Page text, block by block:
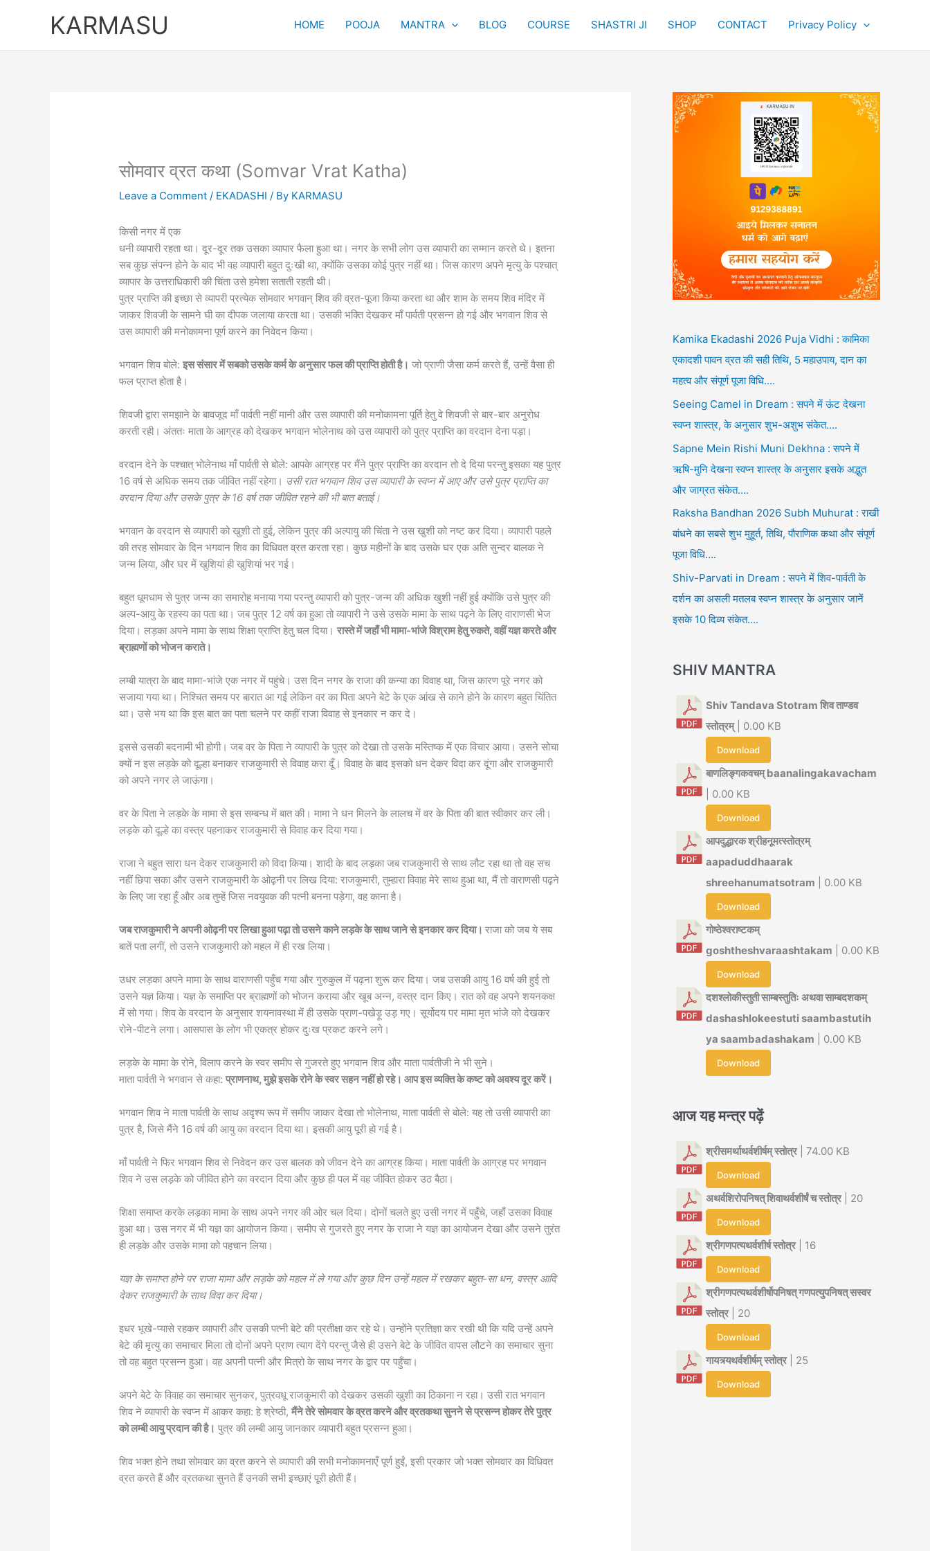
KARMASU HOME POOJA MANTRA BLOG COURSE SHASTRI JI SHOP CONTACT Privacy Policy
सोमवार व्रत कथा (Somvar Vrat Katha)
Leave a Comment / EKADASHI / By KARMASU
किसी नगर में एक
धनी व्यापारी रहता था। दूर-दूर तक उसका व्यापार फैला हुआ था। नगर के सभी लोग उस व्यापारी का सम्मान करते थे। इतना
सब कुछ संपन्न होने के बाद भी वह व्यापारी बहुत दुःखी था, क्योंकि उसका कोई पुत्र नहीं था। जिस कारण अपने मृत्यु के पश्चात्
व्यापार के उत्तराधिकारी की चिंता उसे हमेशा सताती रहती थी।
पुत्र प्राप्ति की इच्छा से व्यापरी प्रत्येक सोमवार भगवान् शिव की व्रत-पूजा किया करता था और शाम के समय शिव मंदिर में
जाकर शिवजी के सामने घी का दीपक जलाया करता था। उसकी भक्ति देखकर माँ पार्वती प्रसन्न हो गई और भगवान शिव से
उस व्यापारी की मनोकामना पूर्ण करने का निवेदन किया।
भगवान शिव बोले:इस संसार में सबको उसके कर्म के अनुसार फल की प्राप्ति होती है। जो प्राणी जैसा कर्म करते हैं, उन्हें वैसा ही
फल प्राप्त होता है।
शिवजी द्वारा समझाने के बावजूद माँ पार्वती नहीं मानी और उस व्यापारी की मनोकामना पूर्ति हेतु वे शिवजी से बार-बार अनुरोध
करती रही। अंततः माता के आग्रह को देखकर भगवान भोलेनाथ को उस व्यापारी को पुत्र प्राप्ति का वरदान देना पड़ा।
वरदान देने के पश्चात् भोलेनाथ माँ पार्वती से बोले: आपके आग्रह पर मैंने पुत्र प्राप्ति का वरदान तो दे दिया परन्तु इसका यह पुत्र
16 वर्ष से अधिक समय तक जीवित नहीं रहेगा। उसी रात भगवान शिव उस व्यापारी के स्वप्न में आए और उसे पुत्र प्राप्ति का
वरदान दिया और उसके पुत्र के 16 वर्ष तक जीवित रहने की भी बात बताई।
भगवान के वरदान से व्यापारी को खुशी तो हुई, लेकिन पुत्र की अल्पायु की चिंता ने उस खुशी को नष्ट कर दिया। व्यापारी पहले
की तरह सोमवार के दिन भगवान शिव का विधिवत व्रत करता रहा। कुछ महीनों के बाद उसके घर एक अति सुन्दर बालक ने
जन्म लिया, और घर में खुशियां ही खुशियां भर गई।
बहुत धूमधाम से पुत्र जन्म का समारोह मनाया गया परन्तु व्यापारी को पुत्र-जन्म की अधिक खुशी नहीं हुई क्योंकि उसे पुत्र की
अल्प-आयु के रहस्य का पता था। जब पुत्र 12 वर्ष का हुआ तो व्यापारी ने उसे उसके मामा के साथ पढ़ने के लिए वाराणसी भेज
दिया। लड़का अपने मामा के साथ शिक्षा प्राप्ति हेतु चल दिया।रास्ते में जहाँ भी मामा-भांजे विश्राम हेतु रुकते, वहीं यज्ञ करते और
ब्राह्मणों को भोजन कराते।
लम्बी यात्रा के बाद मामा-भांजे एक नगर में पहुंचे। उस दिन नगर के राजा की कन्या का विवाह था, जिस कारण पूरे नगर को
सजाया गया था। निश्चित समय पर बारात आ गई लेकिन वर का पिता अपने बेटे के एक आंख से काने होने के कारण बहुत चिंतित
था। उसे भय था कि इस बात का पता चलने पर कहीं राजा विवाह से इनकार न कर दे।
इससे उसकी बदनामी भी होगी। जब वर के पिता ने व्यापारी के पुत्र को देखा तो उसके मस्तिष्क में एक विचार आया। उसने सोचा
क्यों न इस लड़के को दूल्हा बनाकर राजकुमारी से विवाह करा दूँ। विवाह के बाद इसको धन देकर विदा कर दूंगा और राजकुमारी
को अपने नगर ले जाऊंगा।
वर के पिता ने लड़के के मामा से इस सम्बन्ध में बात की। मामा ने धन मिलने के लालच में वर के पिता की बात स्वीकार कर ली।
लड़के को दूल्हे का वस्त्र पहनाकर राजकुमारी से विवाह कर दिया गया।
राजा ने बहुत सारा धन देकर राजकुमारी को विदा किया। शादी के बाद लड़का जब राजकुमारी से साथ लौट रहा था तो वह सच
नहीं छिपा सका और उसने राजकुमारी के ओढ़नी पर लिख दिया: राजकुमारी, तुम्हारा विवाह मेरे साथ हुआ था, मैं तो वाराणसी पढ़ने
के लिए जा रहा हूँ और अब तुम्हें जिस नवयुवक की पत्नी बनना पड़ेगा, वह काना है।
जब राजकुमारी ने अपनी ओढ़नी पर लिखा हुआ पढ़ा तो उसने काने लड़के के साथ जाने से इनकार कर दिया।राजा को जब ये सब
बातें पता लगीं, तो उसने राजकुमारी को महल में ही रख लिया।
उधर लड़का अपने मामा के साथ वाराणसी पहुँच गया और गुरुकुल में पढ़ना शुरू कर दिया। जब उसकी आयु 16 वर्ष की हुई तो
उसने यज्ञ किया। यज्ञ के समाप्ति पर ब्राह्मणों को भोजन कराया और खूब अन्न, वस्त्र दान किए। रात को वह अपने शयनकक्ष
में सो गया। शिव के वरदान के अनुसार शयनावस्था में ही उसके प्राण-पखेड़ू उड़ गए। सूर्योदय पर मामा मृत भांजे को देखकर
रोने-पीटने लगा। आसपास के लोग भी एकत्र होकर दुःख प्रकट करने लगे।
लड़के के मामा के रोने, विलाप करने के स्वर समीप से गुजरते हुए भगवान शिव और माता पार्वतीजी ने भी सुने।
माता पार्वती ने भगवान से कहा:प्राणनाथ, मुझे इसके रोने के स्वर सहन नहीं हो रहे। आप इस व्यक्ति के कष्ट को अवश्य दूर करें।
भगवान शिव ने माता पार्वती के साथ अदृश्य रूप में समीप जाकर देखा तो भोलेनाथ, माता पार्वती से बोले: यह तो उसी व्यापारी का
पुत्र है, जिसे मैंने 16 वर्ष की आयु का वरदान दिया था। इसकी आयु पूरी हो गई है।
माँ पार्वती ने फिर भगवान शिव से निवेदन कर उस बालक को जीवन देने का आग्रह किया। माता पार्वती के आग्रह पर भगवान
शिव ने उस लड़के को जीवित होने का वरदान दिया और कुछ ही पल में वह जीवित होकर उठ बैठा।
शिक्षा समाप्त करके लड़का मामा के साथ अपने नगर की ओर चल दिया। दोनों चलते हुए उसी नगर में पहुँचे, जहाँ उसका विवाह
हुआ था। उस नगर में भी यज्ञ का आयोजन किया। समीप से गुजरते हुए नगर के राजा ने यज्ञ का आयोजन देखा और उसने तुरंत
ही लड़के और उसके मामा को पहचान लिया।
यज्ञ के समाप्त होने पर राजा मामा और लड़के को महल में ले गया और कुछ दिन उन्हें महल में रखकर बहुत-सा धन, वस्त्र आदि
देकर राजकुमारी के साथ विदा कर दिया।
इधर भूखे-प्यासे रहकर व्यापारी और उसकी पत्नी बेटे की प्रतीक्षा कर रहे थे। उन्होंने प्रतिज्ञा कर रखी थी कि यदि उन्हें अपने
बेटे की मृत्यु का समाचार मिला तो दोनों अपने प्राण त्याग देंगे परन्तु जैसे ही उसने बेटे के जीवित वापस लौटने का समाचार सुना
तो वह बहुत प्रसन्न हुआ। वह अपनी पत्नी और मित्रो के साथ नगर के द्वार पर पहुँचा।
अपने बेटे के विवाह का समाचार सुनकर, पुत्रवधू राजकुमारी को देखकर उसकी खुशी का ठिकाना न रहा। उसी रात भगवान
शिव ने व्यापारी के स्वप्न में आकर कहा: हे श्रेष्ठी,मैंने तेरे सोमवार के व्रत करने और व्रतकथा सुनने से प्रसन्न होकर तेरे पुत्र
को लम्बी आयु प्रदान की है। पुत्र की लम्बी आयु जानकार व्यापारी बहुत प्रसन्न हुआ।
शिव भक्त होने तथा सोमवार का व्रत करने से व्यापारी की सभी मनोकामनाएँ पूर्ण हुईं, इसी प्रकार जो भक्त सोमवार का विधिवत
व्रत करते हैं और व्रतकथा सुनते हैं उनकी सभी इच्छाएं पूरी होती हैं।
Kamika Ekadashi 2026 Puja Vidhi : कामिका
एकादशी पावन व्रत की सही तिथि, 5 महाउपाय, दान का
महत्व और संपूर्ण पूजा विधि….
Seeing Camel in Dream : सपने में ऊंट देखना
स्वप्न शास्त्र, के अनुसार शुभ-अशुभ संकेत….
Sapne Mein Rishi Muni Dekhna : सपने में
ऋषि-मुनि देखना स्वप्न शास्त्र के अनुसार इसके अद्भुत
और जाग्रत संकेत….
Raksha Bandhan 2026 Subh Muhurat : राखी
बांधने का सबसे शुभ मुहूर्त, तिथि, पौराणिक कथा और संपूर्ण
पूजा विधि….
Shiv-Parvati in Dream : सपने में शिव-पार्वती के
दर्शन का असली मतलब स्वप्न शास्त्र के अनुसार जानें
इसके 10 दिव्य संकेत….
SHIV MANTRA
Shiv Tandava Stotram शिव ताण्डव
स्तोत्रम्| 0.00 KB
Download
बाणलिङ्गकवचम् baanalingakavacham
| 0.00 KB
Download
आपदुद्धारक श्रीहनूमत्स्तोत्रम्
aapaduddhaarak
shreehanumatsotram | 0.00 KB
Download
गोष्ठेश्वराष्टकम्
goshtheshvaraashtakam | 0.00 KB
Download
दशश्लोकीस्तुती साम्बस्तुतिः अथवा साम्बदशकम्
dashashlokeestuti saambastutih
ya saambadashakam | 0.00 KB
Download
आज यह मन्त्र पढ़ें
श्रीसमर्थाथर्वशीर्षम् स्तोत्र| 74.00 KB
Download
अथर्वशिरोपनिषत् शिवाथर्वशीर्षं च स्तोत्र| 20
Download
श्रीगणपत्यथर्वशीर्ष स्तोत्र| 16
Download
श्रीगणपत्यथर्वशीर्षोपनिषत् गणपत्युपनिषत् सस्वर
स्तोत्र| 20
Download
गायत्र्यथर्वशीर्षम् स्तोत्र| 25
Download